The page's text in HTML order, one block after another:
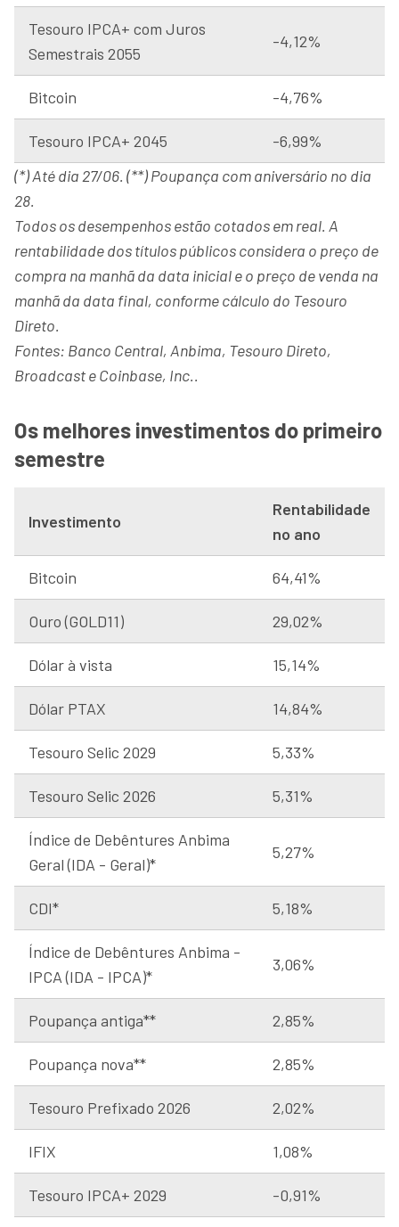
Tesouro IPCA+ com Juros
Semestrais 2055
-4,12%
Bitcoin -4,76%
Tesouro IPCA+ 2045
-6,99%
(*) Até dia 27/06. (**) Poupança com aniversário no dia
28.
Todos os desempenhos estão cotados em real. A
rentabilidade dos títulos públicos considera o preço de
compra na manhã da data inicial e o preço de venda na
manhã da data final, conforme cálculo do Tesouro
Direto.
Fontes: Banco Central, Anbima, Tesouro Direto,
Broadcast e Coinbase, Inc..
Os melhores investimentos do primeiro
semestre
Investimento
Rentabilidade
no ano
Bitcoin 64,41%
Ouro (GOLD11) 29,02%
Dólar à vista 15,14%
Dólar PTAX 14,84%
Tesouro Selic 2029 5,33%
Tesouro Selic 2026 5,31%
Índice de Debêntures Anbima
Geral (IDA - Geral)*
5,27%
CDI* 5,18%
Índice de Debêntures Anbima -
IPCA (IDA - IPCA)*
3,06%
Poupança antiga** 2,85%
Poupança nova** 2,85%
Tesouro Prefixado 2026 2,02%
IFIX 1,08%
Tesouro IPCA+ 2029 -0,91%